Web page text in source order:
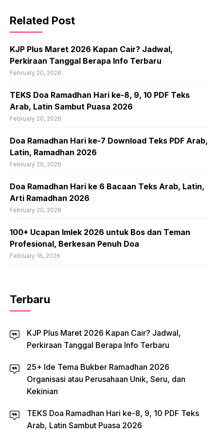
Related Post
KJP Plus Maret 2026 Kapan Cair? Jadwal,
Perkiraan Tanggal Berapa Info Terbaru
February 20, 2026
TEKS Doa Ramadhan Hari ke-8, 9, 10 PDF Teks
Arab, Latin Sambut Puasa 2026
February 20, 2026
Doa Ramadhan Hari ke-7 Download Teks PDF Arab,
Latin, Ramadhan 2026
February 20, 2026
Doa Ramadhan Hari ke 6 Bacaan Teks Arab, Latin,
Arti Ramadhan 2026
February 20, 2026
100+ Ucapan Imlek 2026 untuk Bos dan Teman
Profesional, Berkesan Penuh Doa
February 16, 2026
Terbaru
KJP Plus Maret 2026 Kapan Cair? Jadwal,
Perkiraan Tanggal Berapa Info Terbaru
25+ Ide Tema Bukber Ramadhan 2026
Organisasi atau Perusahaan Unik, Seru, dan
Kekinian
TEKS Doa Ramadhan Hari ke-8, 9, 10 PDF Teks
Arab, Latin Sambut Puasa 2026